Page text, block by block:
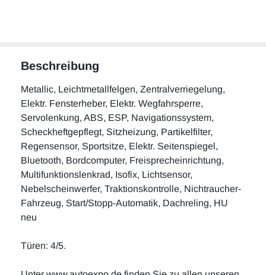
Beschreibung
Metallic, Leichtmetallfelgen, Zentralverriegelung,
Elektr. Fensterheber, Elektr. Wegfahrsperre,
Servolenkung, ABS, ESP, Navigationssystem,
Scheckheftgepflegt, Sitzheizung, Partikelfilter,
Regensensor, Sportsitze, Elektr. Seitenspiegel,
Bluetooth, Bordcomputer, Freisprecheinrichtung,
Multifunktionslenkrad, Isofix, Lichtsensor,
Nebelscheinwerfer, Traktionskontrolle, Nichtraucher-
Fahrzeug, Start/Stopp-Automatik, Dachreling, HU
neu
Türen: 4/5.